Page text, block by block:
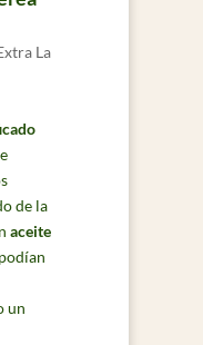
de la
aceite
un